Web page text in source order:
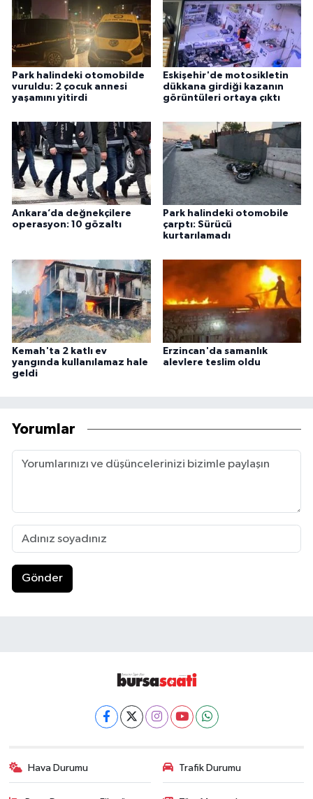
Park halindeki otomobilde
vuruldu: 2 çocuk annesi
yaşamını yitirdi
Eskişehir'de motosikletin
dükkana girdiği kazanın
görüntüleri ortaya çıktı
Ankara’da değnekçilere
operasyon: 10 gözaltı
Park halindeki otomobile
çarptı: Sürücü
kurtarılamadı
Kemah'ta 2 katlı ev
yangında kullanılamaz hale
geldi
Erzincan'da samanlık
alevlere teslim oldu
Yorumlar
Gönder
Hava Durumu Trafik Durumu